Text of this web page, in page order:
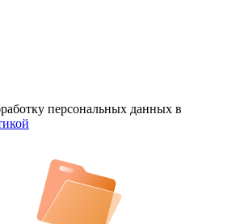
персональных данных в